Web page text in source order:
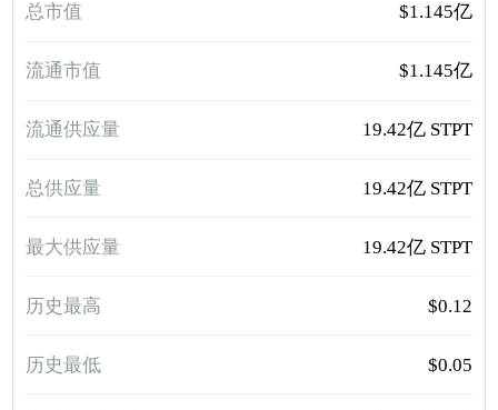
总市值 $1.145亿
流通市值 $1.145亿
流通供应量 19.42亿 STPT
总供应量 19.42亿 STPT
最大供应量 19.42亿 STPT
历史最高 $0.12
历史最低 $0.05